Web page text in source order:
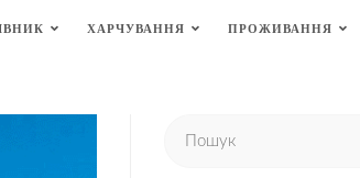
ХАРЧУВАННЯ ПРОЖИВАННЯ